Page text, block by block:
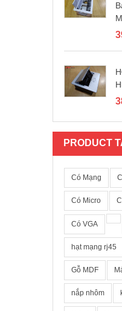
PRODUCT
Có Mạng
Có Micro
Có VGA
hạt mạng rj45
Gỗ MDF
nắp nhôm